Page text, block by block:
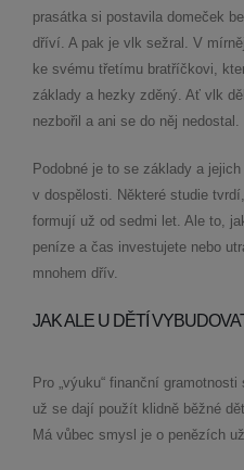
prasátka si postavila domeček
dříví. A pak je vlk sežral. V
ke svému třetímu bratříčkovi,
základy a hezky zděný. Ať vlk
nezbořil a ani se do něj nedostal.
Podobné je to se základy a
v dospělosti. Některé studie
formují už od sedmi let. Ale to,
peníze a čas investujete nebo
mnohem dřív.
JAK ALE U DĚTÍ
Pro „výuku“ finanční
už se dají použít klidně běžné
Má vůbec smysl je o penězích